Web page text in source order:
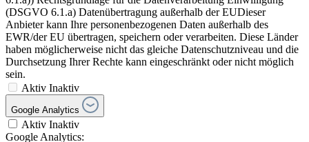
(DSGVO 6.1.a) Datenübertragung außerhalb der EUDieser
Anbieter kann Ihre personenbezogenen Daten außerhalb des
EWR/der EU übertragen, speichern oder verarbeiten. Diese Länder
haben möglicherweise nicht das gleiche Datenschutzniveau und die
Durchsetzung Ihrer Rechte kann eingeschränkt oder nicht möglich
sein.
Aktiv Inaktiv
Google Analytics
Aktiv Inaktiv
Google Analytics: